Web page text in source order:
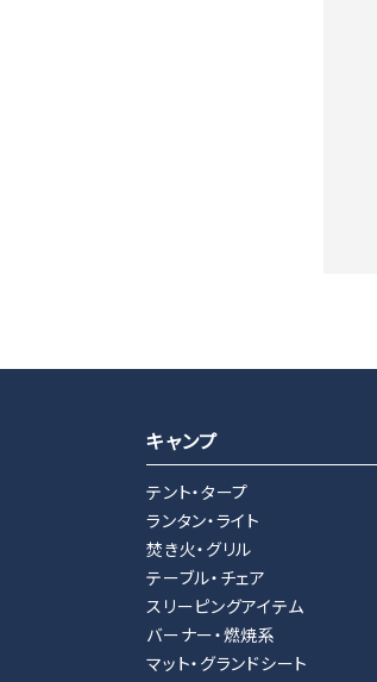
カテゴリー
キャンプ
テント・タープ
ランタン・ライト
焚き火・グリル
テーブル・チェア
スリーピングアイテム
バーナー・燃焼系
マット・グランドシート